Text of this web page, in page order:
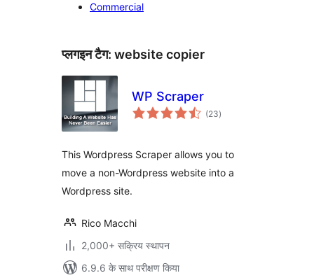
Commercial
प्लगइन टैग: website copier
WP Scraper
(23कुल
दर)
This Wordpress Scraper allows you to
move a non-Wordpress website into a
Wordpress site.
Rico Macchi
2,000+ सक्रिय स्थापन
6.9.6 के साथ परीक्षण किया